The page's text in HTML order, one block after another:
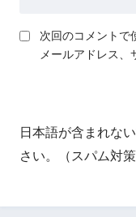
次回のコメントで
メールアドレス、
日本語が含まれな
さい。（スパム対策